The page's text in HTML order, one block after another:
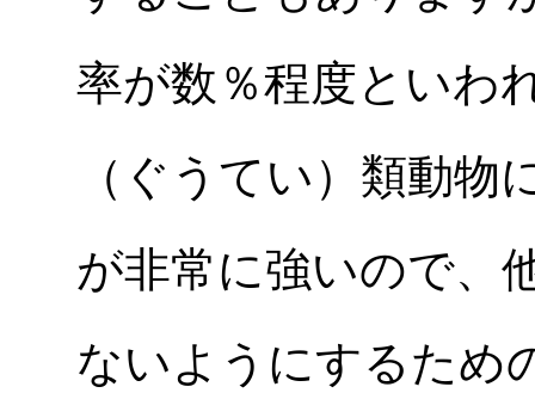
率が数％程度といわ
（ぐうてい）類動
が非常に強いので、
ないようにするため